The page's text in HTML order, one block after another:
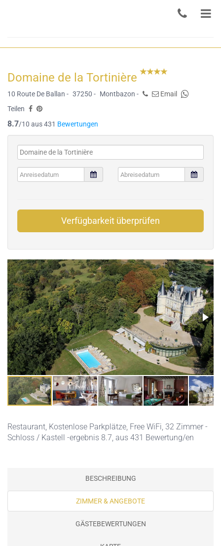
Domaine de la Tortinière
10 Route De Ballan - 37250 - Montbazon -
Email
Teilen
8.7/10 aus 431 Bewertungen
Verfügbarkeit überprüfen
Restaurant, Kostenlose Parkplätze, Free WiFi, 32 Zimmer -
Schloss / Kastell -ergebnis 8.7, aus 431 Bewertung/en
BESCHREIBUNG
ZIMMER & ANGEBOTE
GÄSTEBEWERTUNGEN